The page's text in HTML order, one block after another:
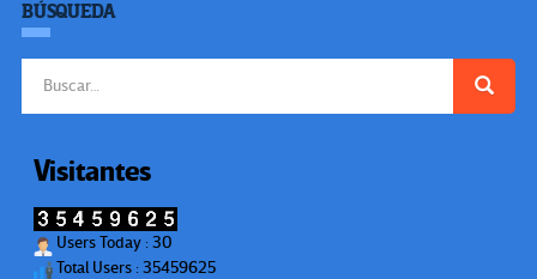
BÚSQUEDA
Visitantes
Users Today : 30
Total Users : 35459625